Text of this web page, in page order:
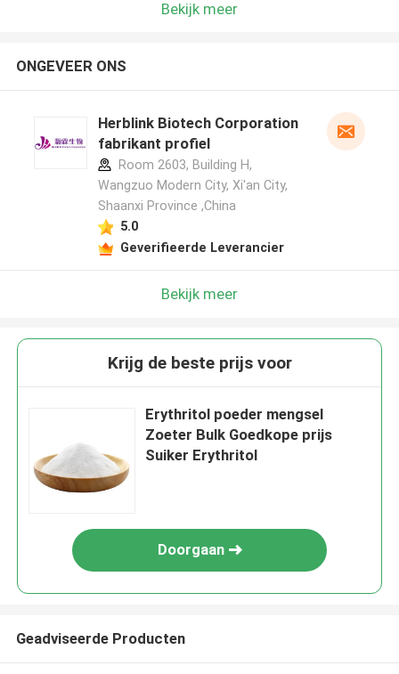
Bekijk meer
ONGEVEER ONS
Herblink Biotech Corporation
fabrikant profiel
Room 2603, Building H,
Wangzuo Modern City, Xi'an City,
Shaanxi Province ,China
5.0
Geverifieerde Leverancier
Bekijk meer
Krijg de beste prijs voor
Erythritol poeder mengsel
Zoeter Bulk Goedkope prijs
Suiker Erythritol
Doorgaan
Geadviseerde Producten